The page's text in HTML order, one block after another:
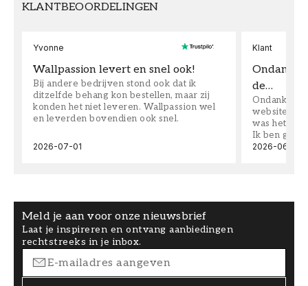
KLANTBEOORDELINGEN
Yvonne
Wallpassion levert en snel ook!
Bij andere bedrijven stond ook dat ik
ditzelfde behang kon bestellen, maar zij
konden het niet leveren. Wallpassion wel
en leverden bovendien ook snel.
2026-07-01
Klant
Ondanks
de…
Ondanks
website
was het
Ik ben
2026-06-08
Meld je aan voor onze nieuwsbrief
Laat je inspireren en ontvang aanbiedingen
rechtstreeks in je inbox.